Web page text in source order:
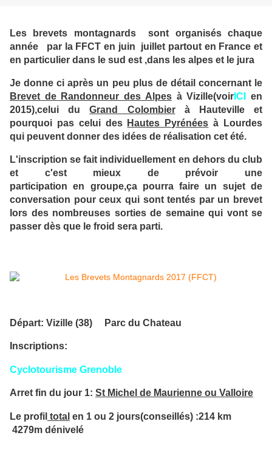
Les brevets montagnards sont organisés chaque
année par la FFCT en juin juillet partout en France et
en particulier dans le sud est ,dans les alpes et le jura
Je donne ci après un peu plus de détail concernant le
Brevet de Randonneur des Alpesà Vizille(voirICI en
2015),celui duGrand Colombierà Hauteville et
pourquoi pas celui des Hautes Pyrénées à Lourdes
qui peuvent donner des idées de réalisation cet été.
L'inscription se fait individuellement en dehors du club
et c'est mieux de prévoir une
participation en groupe,ça pourra faire un sujet de
conversation pour ceux qui sont tentés par un brevet
lors des nombreuses sorties de semaine qui vont se
passer dès que le froid sera parti.
Départ: Vizille (38) Parc du Chateau
Inscriptions:
Cyclotourisme Grenoble
Arret fin du jour 1: St Michel de Maurienne ou Valloire
Le profil total en 1 ou 2 jours(conseillés) :214 km
4279m dénivelé